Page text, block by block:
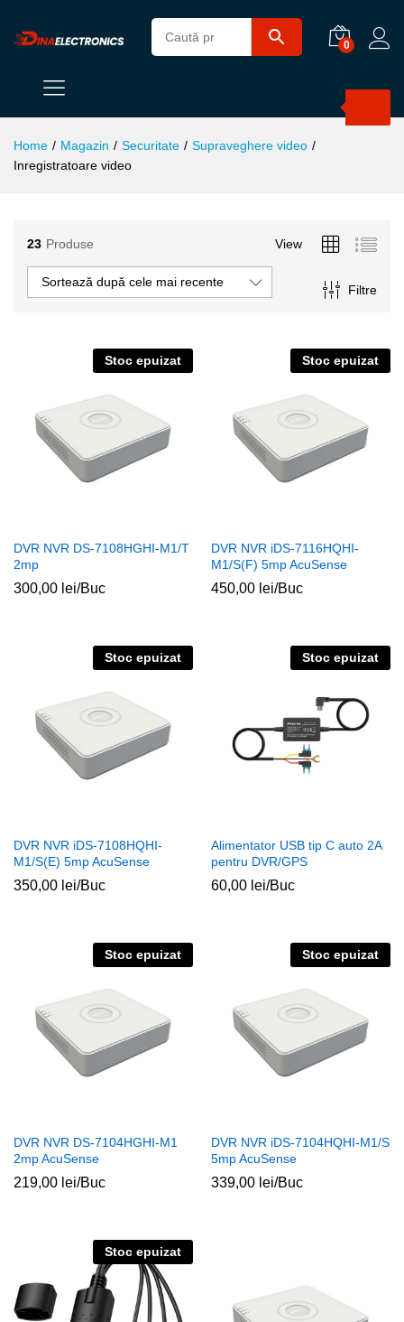
0
Home / Magazin / Securitate / Supraveghere video /
Inregistratoare video
23 Produse View
Filtre
Sortează după cele mai recente
Stoc epuizat
DVR NVR DS-7108HGHI-M1/T
2mp
300,00 lei/Buc
Stoc epuizat
DVR NVR iDS-7116HQHI-
M1/S(F) 5mp AcuSense
450,00 lei/Buc
Stoc epuizat
DVR NVR iDS-7108HQHI-
M1/S(E) 5mp AcuSense
350,00 lei/Buc
Stoc epuizat
Alimentator USB tip C auto 2A
pentru DVR/GPS
60,00 lei/Buc
Stoc epuizat
DVR NVR DS-7104HGHI-M1
2mp AcuSense
219,00 lei/Buc
Stoc epuizat
DVR NVR iDS-7104HQHI-M1/S
5mp AcuSense
339,00 lei/Buc
Stoc epuizat